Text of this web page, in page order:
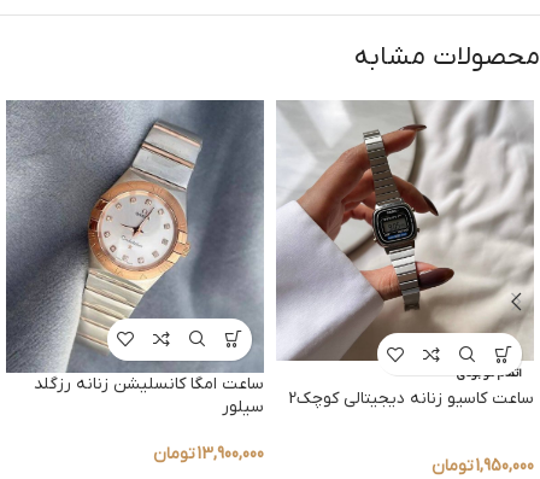
محصولات مشابه
اتمام موجودی
ساعت کاسیو زنانه دیجیتالی کوچک2
1,950,000تومان
ساعت امگا کانسلیشن زنانه رزگلد
سیلور
13,900,000تومان